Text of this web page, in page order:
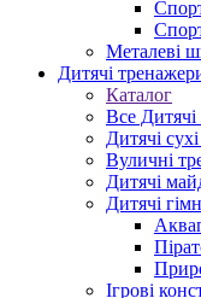
Металеві
Дитячі
Каталог
Все Дитячі
Дитячі
Вуличні
Дитячі
Дитячі
Ігрові